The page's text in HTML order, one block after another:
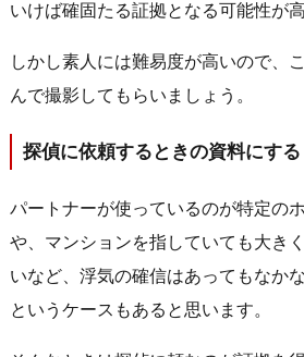
いけば確固たる証拠となる可能性が高
しかし素人には難易度が高いので、
んで撮影してもらいましょう。
探偵に依頼するときの資料にする
パートナーが使っているのが特定の
や、マンションを指していても大き
いなど、浮気の確信はあってもなか
というケースもあると思います。